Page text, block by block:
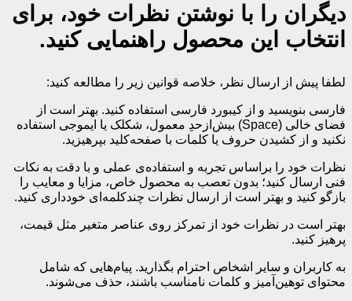
دیگران را با نوشتن نظرات خود، برای
انتخاب این محصول راهنمایی کنید.
لطفا پیش از ارسال نظر، خلاصه قوانین زیر را مطالعه کنید:
فارسی بنویسید و از کیبورد فارسی استفاده کنید. بهتر است از
فضای خالی (Space) بیش‌از‌حدِ معمول، شکلک یا ایموجی استفاده
نکنید و از کشیدن حروف یا کلمات با صفحه‌کلید بپرهیزید.
نظرات خود را براساس تجربه و استفاده‌ی عملی و با دقت به نکات
فنی ارسال کنید؛ بدون تعصب به محصول خاص، مزایا و معایب را
بازگو کنید و بهتر است از ارسال نظرات چندکلمه‌‌ای خودداری کنید.
بهتر است در نظرات خود از تمرکز روی عناصر متغیر مثل قیمت،
پرهیز کنید.
به کاربران و سایر اشخاص احترام بگذارید. پیام‌هایی که شامل
محتوای توهین‌آمیز و کلمات نامناسب باشند، حذف می‌شوند.